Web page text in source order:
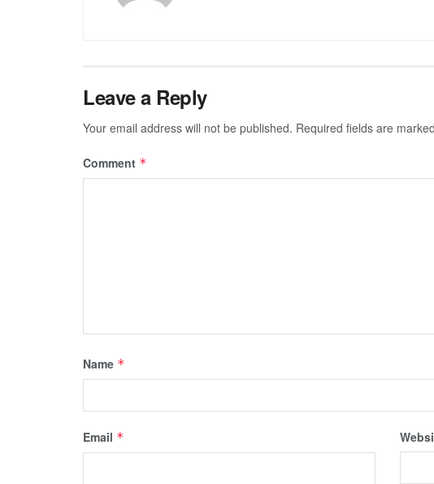
Leave a Reply
Your email address will not be published. Required fields are marked
Comment *
Name *
Email *